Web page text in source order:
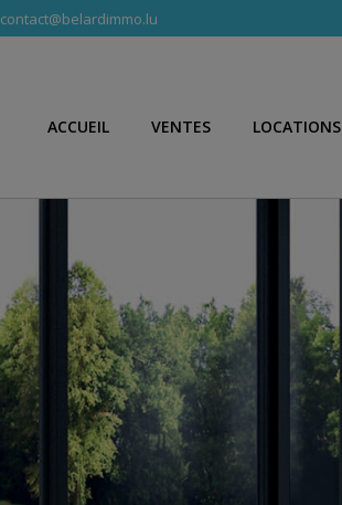
contact@belardimmo.lu
ACCUEIL VENTES LOCATIONS